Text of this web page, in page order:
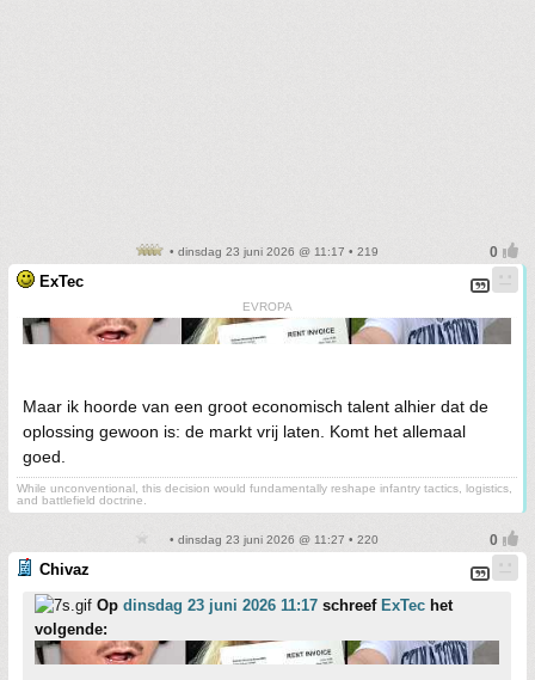
• dinsdag 23 juni 2026 @ 11:17 • 219
ExTec
EVROPA
Maar ik hoorde van een groot economisch talent alhier dat de
oplossing gewoon is: de markt vrij laten. Komt het allemaal
goed.
While unconventional, this decision would fundamentally reshape infantry tactics, logistics,
and battlefield doctrine.
• dinsdag 23 juni 2026 @ 11:27 • 220
Chivaz
Op dinsdag 23 juni 2026 11:17 schreef ExTec het
volgende: